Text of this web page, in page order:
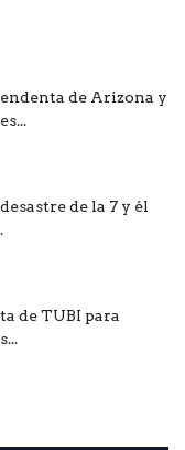
de Arizona y
de la 7 y él
de TUBI para